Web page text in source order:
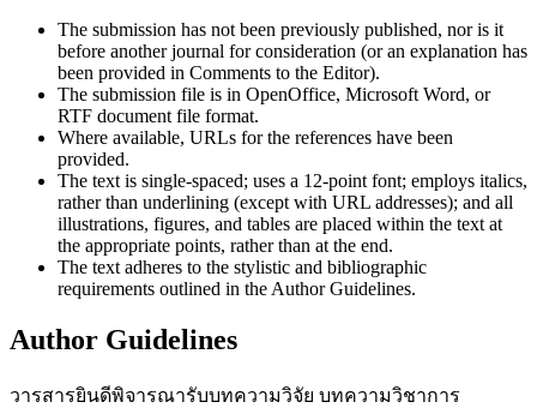
The submission has not been previously published, nor is it
before another journal for consideration (or an explanation has
been provided in Comments to the Editor).
The submission file is in OpenOffice, Microsoft Word, or
RTF document file format.
Where available, URLs for the references have been
provided.
The text is single-spaced; uses a 12-point font; employs italics,
rather than underlining (except with URL addresses); and all
illustrations, figures, and tables are placed within the text at
the appropriate points, rather than at the end.
The text adheres to the stylistic and bibliographic
requirements outlined in the Author Guidelines.
Author Guidelines
วารสารยินดีพิจารณารับบทความวิจัย บทความวิชาการ